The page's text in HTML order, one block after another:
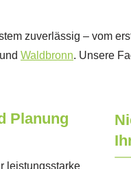
zuverlässig – vom
und Waldbronn. Unsere
Planung
leistungsstarke